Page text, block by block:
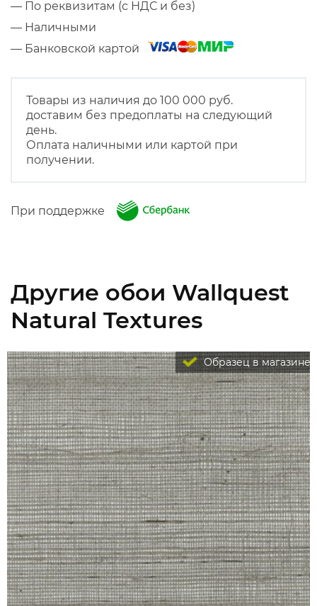
— По реквизитам (с НДС и без)
— Наличными
— Банковской картой
Товары из наличия до 100 000 руб.
доставим без предоплаты на следующий
день.
Оплата наличными или картой при
получении.
При поддержке
Другие обои Wallquest
Natural Textures
Образец в магазине